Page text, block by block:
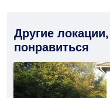
Другие
понравиться